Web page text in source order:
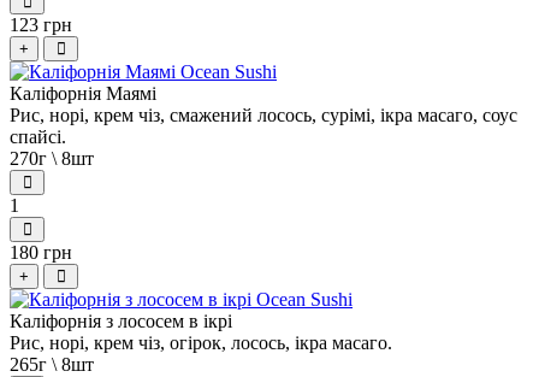
123 грн
+
Каліфорнія Маямі
Рис, норі, крем чіз, смажений лосось, сурімі, ікра масаго, соус
спайсі.
270г \ 8шт
1
180 грн
+
Каліфорнія з лососем в ікрі
Рис, норі, крем чіз, огірок, лосось, ікра масаго.
265г \ 8шт